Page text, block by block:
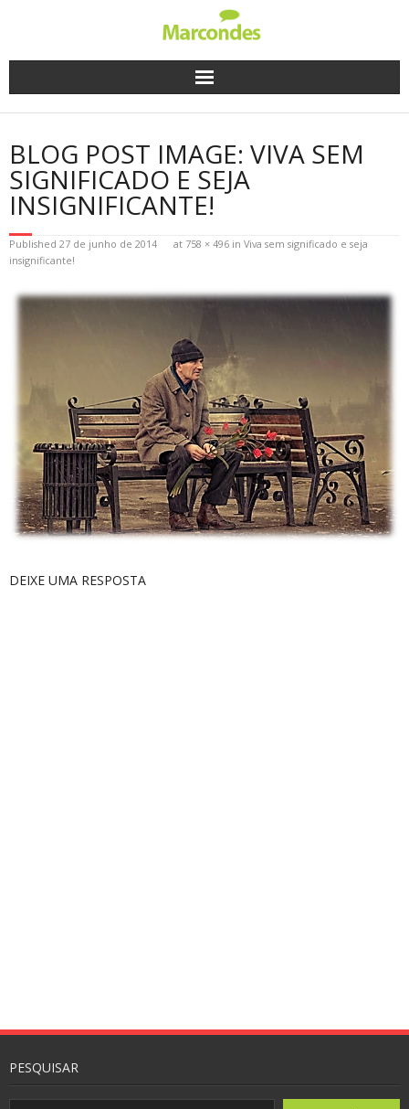
BLOG POST IMAGE: VIVA SEM
SIGNIFICADO E SEJA
INSIGNIFICANTE!
Published 27 de junho de 2014 at 758 × 496 in Viva sem significado e seja
insignificante!
DEIXE UMA RESPOSTA
PESQUISAR